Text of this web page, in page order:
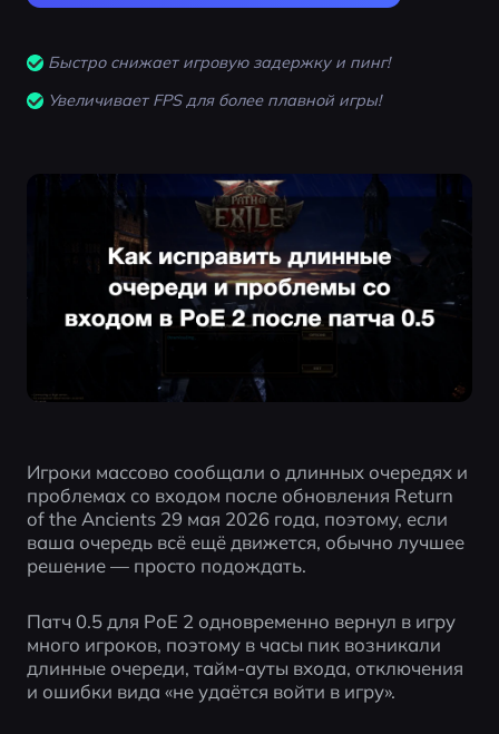
Быстро снижает игровую задержку и пинг!
Увеличивает FPS для более плавной игры!
Игроки массово сообщали о длинных очередях и
проблемах со входом после обновления Return
of the Ancients 29 мая 2026 года, поэтому, если
ваша очередь всё ещё движется, обычно лучшее
решение — просто подождать.
Патч 0.5 для PoE 2 одновременно вернул в игру
много игроков, поэтому в часы пик возникали
длинные очереди, тайм-ауты входа, отключения
и ошибки вида «не удаётся войти в игру».